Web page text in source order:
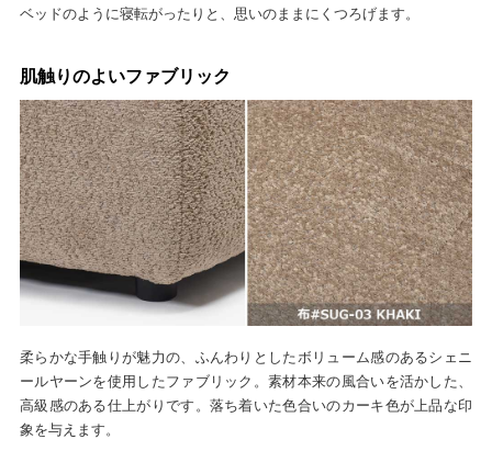
ベッドのように寝転がったりと、思いのままにくつろげます。
肌触りのよいファブリック
柔らかな手触りが魅力の、ふんわりとしたボリューム感のあるシェニ
ールヤーンを使用したファブリック。素材本来の風合いを活かした、
高級感のある仕上がりです。落ち着いた色合いのカーキ色が上品な印
象を与えます。